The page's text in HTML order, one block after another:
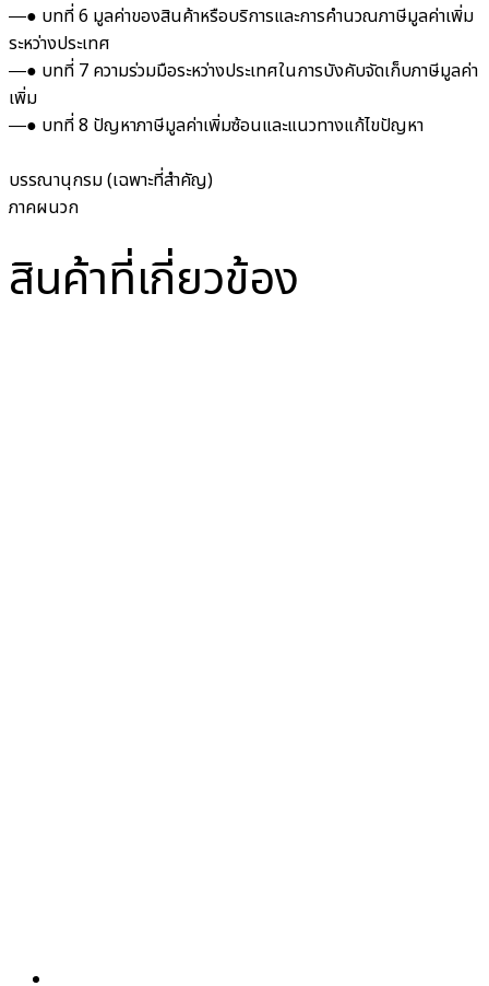
―● บทที่ 6 มูลค่าของสินค้าหรือบริการและการคำนวณภาษีมูลค่าเพิ่ม
ระหว่างประเทศ
―● บทที่ 7 ความร่วมมือระหว่างประเทศในการบังคับจัดเก็บภาษีมูลค่า
เพิ่ม
―● บทที่ 8 ปัญหาภาษีมูลค่าเพิ่มซ้อนและแนวทางแก้ไขปัญหา
บรรณานุกรม (เฉพาะที่สำคัญ)
ภาคผนวก
สินค้าที่เกี่ยวข้อง